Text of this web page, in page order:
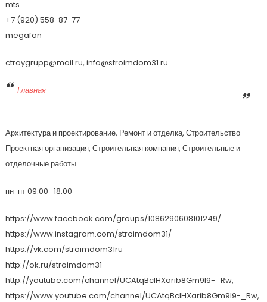
mts
+7 (920) 558-87-77
megafon
ctroygrupp@mail.ru, info@stroimdom31.ru
Главная
Архитектура и проектирование, Ремонт и отделка, Строительство
Проектная организация, Строительная компания, Строительные и
отделочные работы
пн-пт 09:00–18:00
https://www.facebook.com/groups/1086290608101249/
https://www.instagram.com/stroimdom31/
https://vk.com/stroimdom31ru
http://ok.ru/stroimdom31
http://youtube.com/channel/UCAtqBcIHXarib8Gm9I9-_Rw,
https://www.youtube.com/channel/UCAtqBcIHXarib8Gm9I9-_Rw,